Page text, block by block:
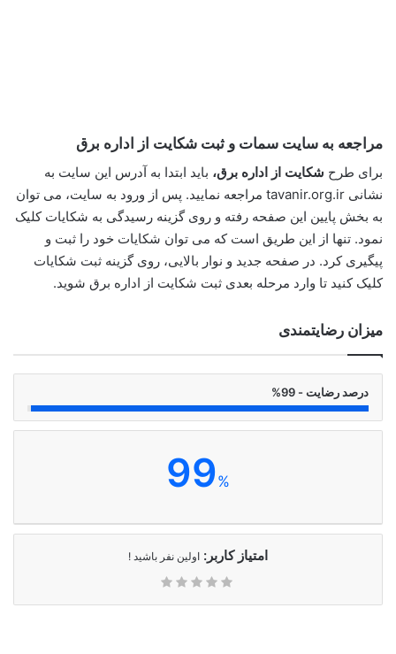
مراجعه به سایت سمات و ثبت شکایت از اداره برق
برای طرح شکایت از اداره برق، باید ابتدا به آدرس این سایت به
نشانی tavanir.org.ir مراجعه نمایید. پس از ورود به سایت، می توان
به بخش پایین این صفحه رفته و روی گزینه رسیدگی به شکایات کلیک
نمود. تنها از این طریق است که می توان شکایات خود را ثبت و
پیگیری کرد. در صفحه جدید و نوار بالایی، روی گزینه ثبت شکایات
کلیک کنید تا وارد مرحله بعدی ثبت شکایت از اداره برق شوید.
میزان رضایتمندی
درصد رضایت - 99%
99%
امتیاز کاربر: اولین نفر باشید !